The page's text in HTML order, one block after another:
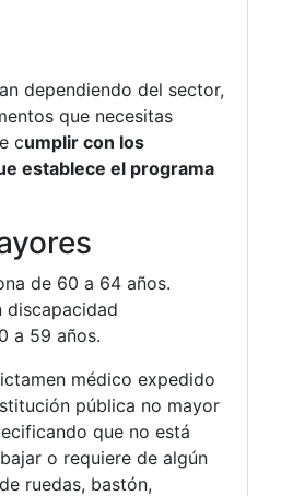
dependiendo del sector,
que necesitas
cumplir con los
establece el programa
de 60 a 64 años.
discapacidad
a 59 años.
médico expedido
pública no mayor
que no está
o requiere de algún
ruedas, bastón,